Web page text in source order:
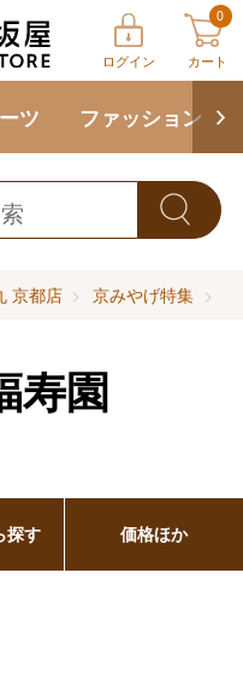
ログイン
0
カート
ツ ファッション
京都店 京みやげ特集
寿園
探す 価格ほか